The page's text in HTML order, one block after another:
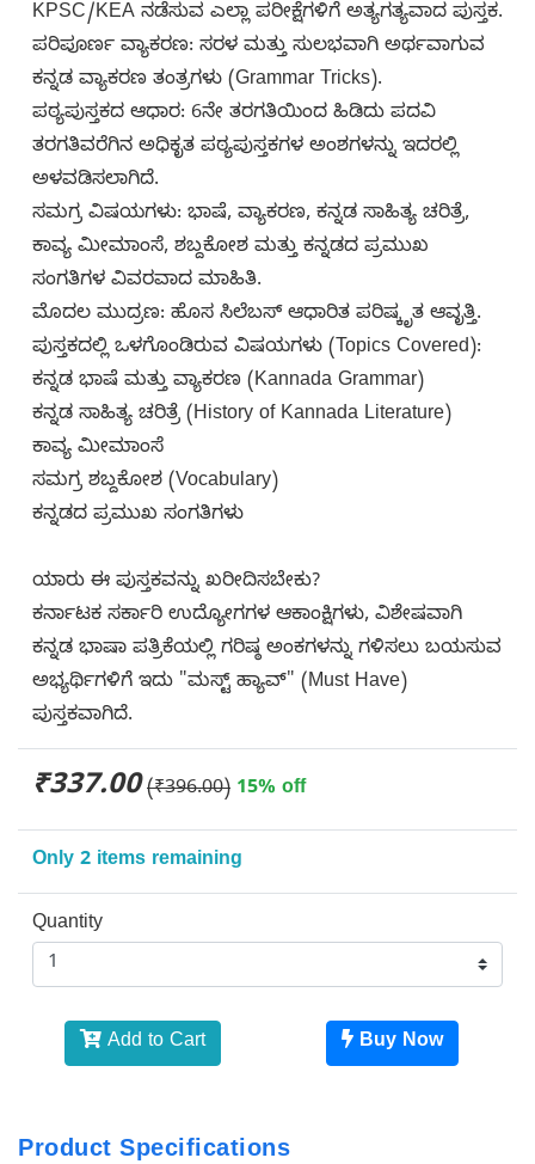
KPSC/KEA ನಡೆಸುವ ಎಲ್ಲಾ ಪರೀಕ್ಷೆಗಳಿಗೆ ಅತ್ಯಗತ್ಯವಾದ ಪುಸ್ತಕ.
ಪರಿಪೂರ್ಣ ವ್ಯಾಕರಣ: ಸರಳ ಮತ್ತು ಸುಲಭವಾಗಿ ಅರ್ಥವಾಗುವ
ಕನ್ನಡ ವ್ಯಾಕರಣ ತಂತ್ರಗಳು (Grammar Tricks).
ಪಠ್ಯಪುಸ್ತಕದ ಆಧಾರ: 6ನೇ ತರಗತಿಯಿಂದ ಹಿಡಿದು ಪದವಿ
ತರಗತಿವರೆಗಿನ ಅಧಿಕೃತ ಪಠ್ಯಪುಸ್ತಕಗಳ ಅಂಶಗಳನ್ನು ಇದರಲ್ಲಿ
ಅಳವಡಿಸಲಾಗಿದೆ.
ಸಮಗ್ರ ವಿಷಯಗಳು: ಭಾಷೆ, ವ್ಯಾಕರಣ, ಕನ್ನಡ ಸಾಹಿತ್ಯ ಚರಿತ್ರೆ,
ಕಾವ್ಯ ಮೀಮಾಂಸೆ, ಶಬ್ದಕೋಶ ಮತ್ತು ಕನ್ನಡದ ಪ್ರಮುಖ
ಸಂಗತಿಗಳ ವಿವರವಾದ ಮಾಹಿತಿ.
ಮೊದಲ ಮುದ್ರಣ: ಹೊಸ ಸಿಲೆಬಸ್ ಆಧಾರಿತ ಪರಿಷ್ಕೃತ ಆವೃತ್ತಿ.
ಪುಸ್ತಕದಲ್ಲಿ ಒಳಗೊಂಡಿರುವ ವಿಷಯಗಳು (Topics Covered):
ಕನ್ನಡ ಭಾಷೆ ಮತ್ತು ವ್ಯಾಕರಣ (Kannada Grammar)
ಕನ್ನಡ ಸಾಹಿತ್ಯ ಚರಿತ್ರೆ (History of Kannada Literature)
ಕಾವ್ಯ ಮೀಮಾಂಸೆ
ಸಮಗ್ರ ಶಬ್ದಕೋಶ (Vocabulary)
ಕನ್ನಡದ ಪ್ರಮುಖ ಸಂಗತಿಗಳು
ಯಾರು ಈ ಪುಸ್ತಕವನ್ನು ಖರೀದಿಸಬೇಕು?
ಕರ್ನಾಟಕ ಸರ್ಕಾರಿ ಉದ್ಯೋಗಗಳ ಆಕಾಂಕ್ಷಿಗಳು, ವಿಶೇಷವಾಗಿ
ಕನ್ನಡ ಭಾಷಾ ಪತ್ರಿಕೆಯಲ್ಲಿ ಗರಿಷ್ಠ ಅಂಕಗಳನ್ನು ಗಳಿಸಲು ಬಯಸುವ
ಅಭ್ಯರ್ಥಿಗಳಿಗೆ ಇದು "ಮಸ್ಟ್ ಹ್ಯಾವ್" (Must Have)
ಪುಸ್ತಕವಾಗಿದೆ.
₹337.00 (₹396.00) 15% off
Only 2 items remaining
Quantity
Add to Cart Buy Now
Product Specifications